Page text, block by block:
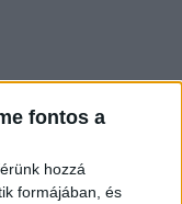
fontos a
hozzá
formájában, és